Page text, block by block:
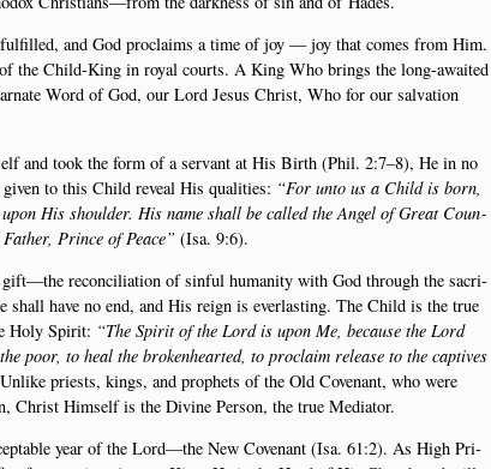
and God pro­claims a time of joy — joy that comes from Him.
the Child-King in roy­al courts. A King Who brings the long-awai­ted
Word of God, our Lord Jesus Christ, Who for our salva­tion
and took the form of a ser­vant at His Bir­th (Phil. 2:7–8), He in no
to this Child reve­al His qua­li­ties: “For unto us a Child is born,
His shoul­der. His name shall be cal­led the Angel of Gre­at Coun­
Prin­ce of Pea­ce” (Isa. 9:6).
gift—the recon­ci­li­a­tion of sin­ful huma­ni­ty with God through the sacri­
have no end, and His reign is ever­la­sting. The Child is the true
Holy Spi­rit: “The Spi­rit of the Lord is upon Me, becau­se the Lord
poor, to heal the bro­ken­hear­ted, to pro­claim relea­se to the cap­ti­ves
pri­ests, kings, and prop­hets of the Old Covenant, who were
Christ Him­self is the Divi­ne Per­son, the true Mediator.
year of the Lord—the New Covenant (Isa. 61:2). As High Pri­